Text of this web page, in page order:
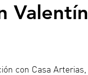
Valentín
con Casa Arterias,